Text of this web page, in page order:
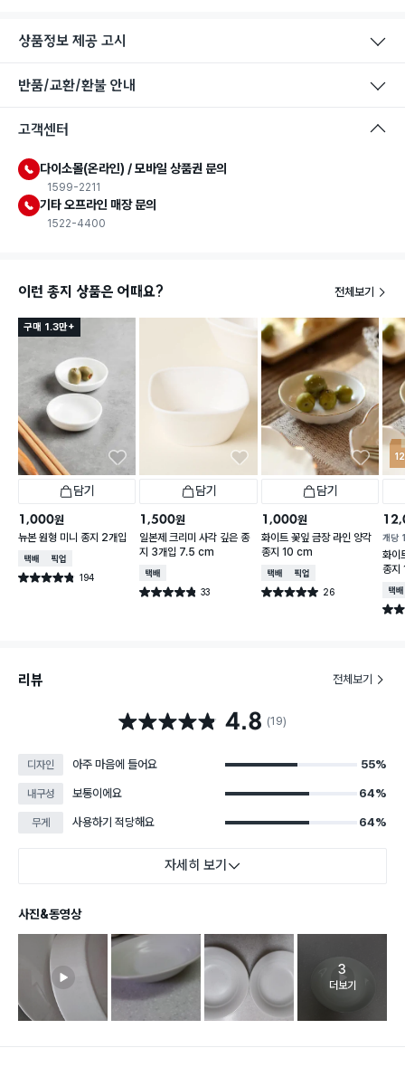
상품정보 제공 고시
반품/교환/환불 안내
고객센터
다이소몰(온라인) / 모바일 상품권 문의
1599-2211
기타 오프라인 매장 문의
1522-4400
이런 종지 상품은 어때요? 전체보기
구매 1.3만+
담기
1,000원
뉴본 원형 미니 종지 2개입
택배배송매장픽업
별점 4.8점 194
건 작성
담기
1,500원
일본제 크리미 사각 깊은 종
지 3개입 7.5 cm
택배배송
별점 4.8점 33
건 작성
담기
1,000원
화이트 꽃잎 금장 라인 양각
종지 10 cm
택배배송매장픽업
별점 5.0점 26
건 작성
개당
화이
종
택배
별점
리뷰 전체보기
별점 4.8점 4.8 (19)
디자인 아주 마음에 들어요 55%
내구성 보통이에요 64%
무게 사용하기 적당해요 64%
자세히 보기
사진&동영상
고객 리뷰
3
더보기